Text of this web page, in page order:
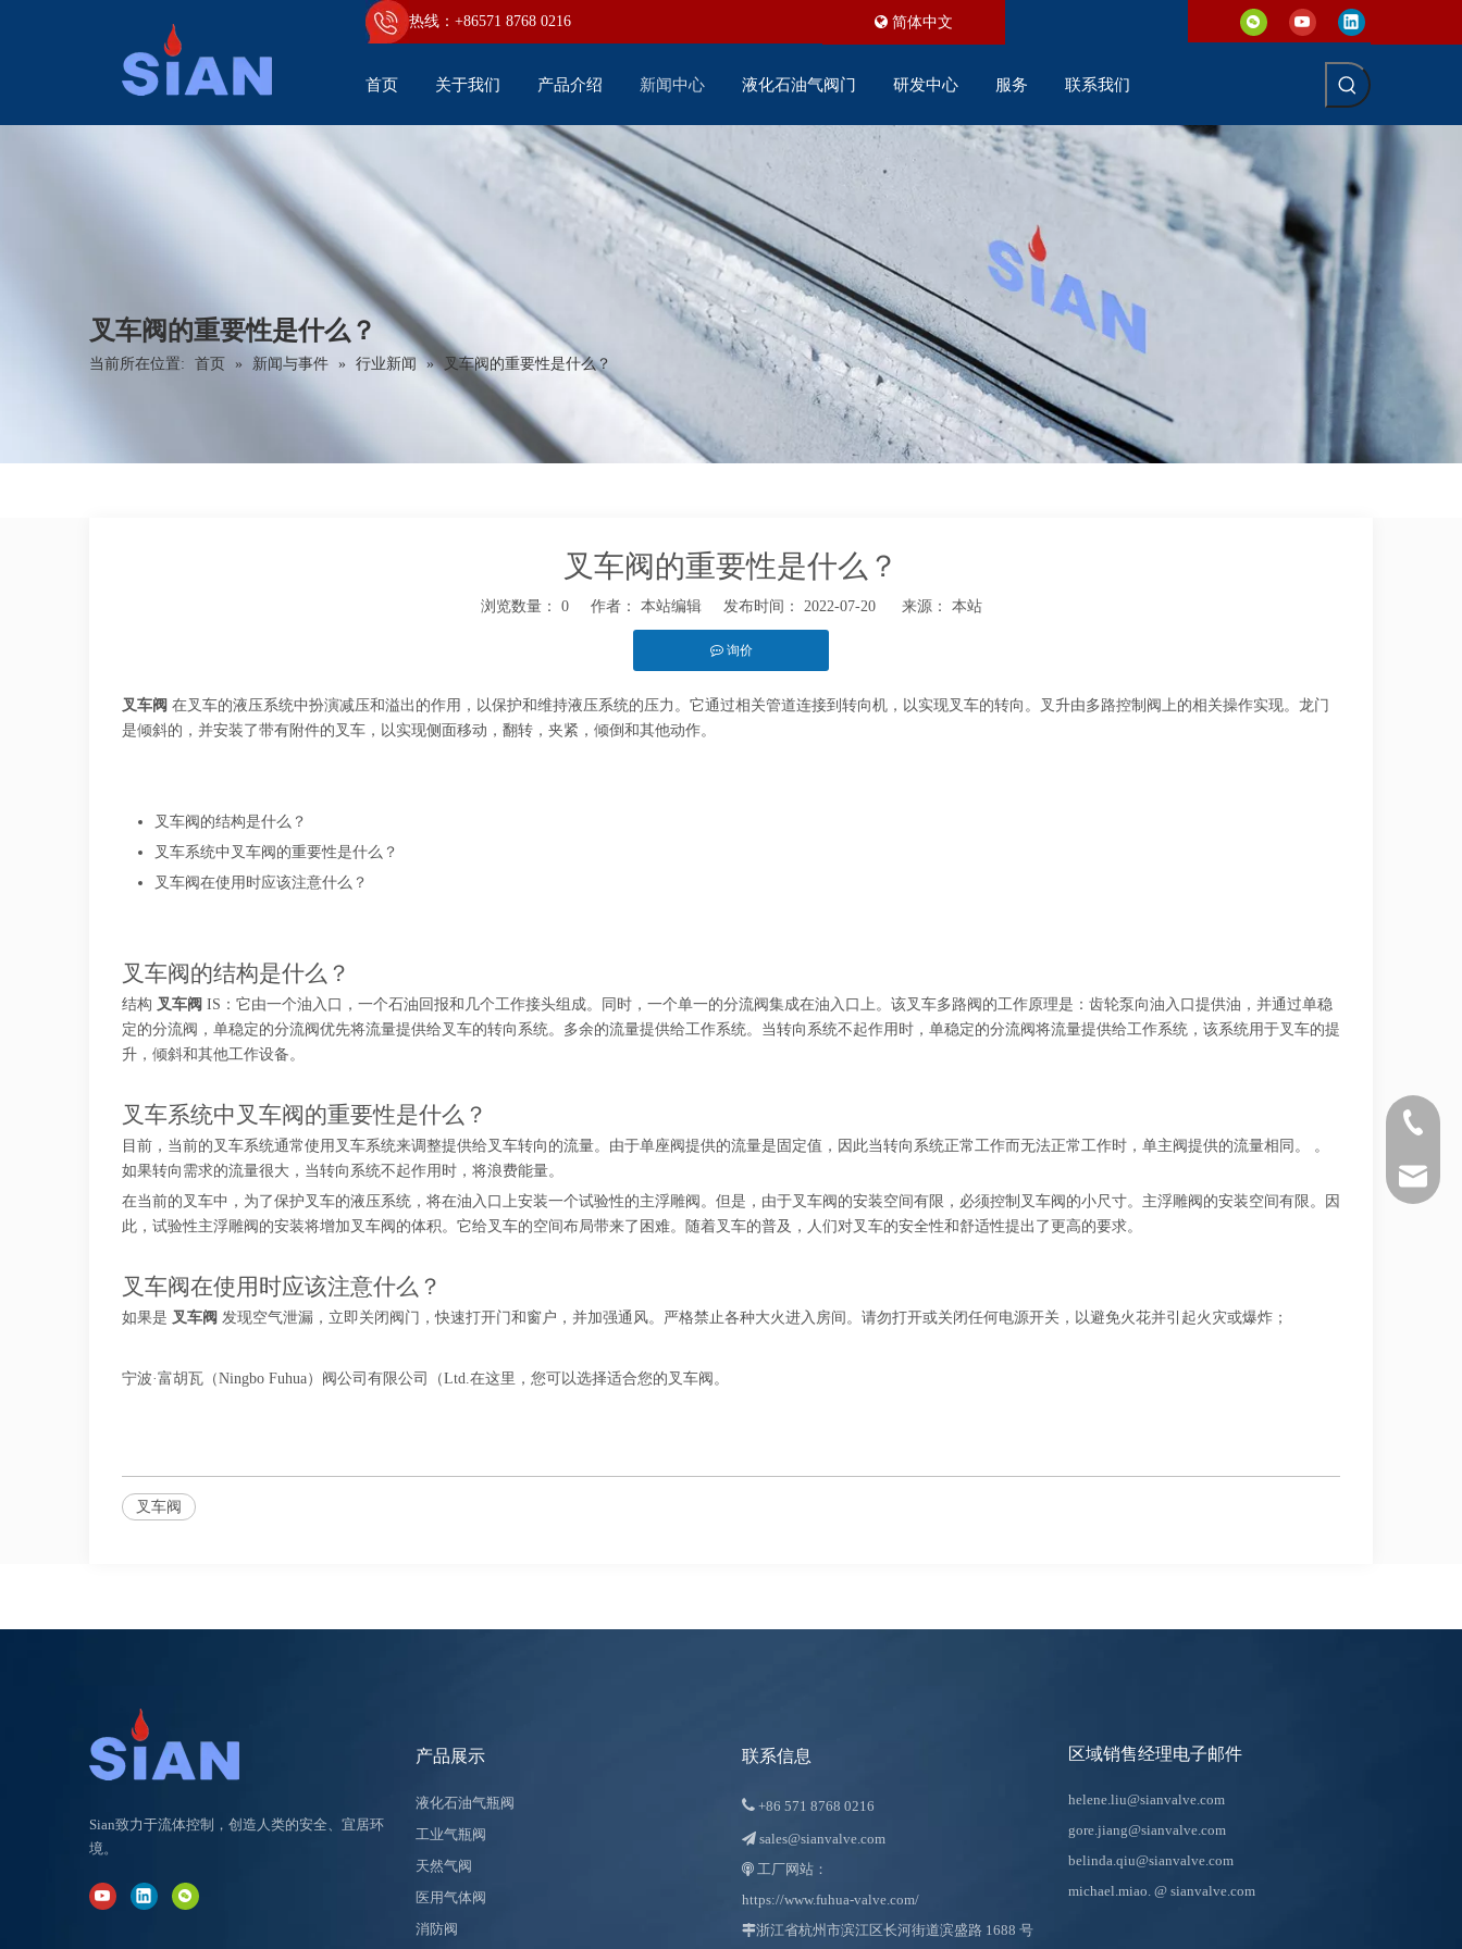
热线：+86571 8768 0216 简体中文
首页 关于我们 产品介绍 新闻中心 液化石油气阀门 研发中心 服务 联系我们
叉车阀的重要性是什么？
当前所在位置: 首页 » 新闻与事件 » 行业新闻 » 叉车阀的重要性是什么？
叉车阀的重要性是什么？
浏览数量： 0作者： 本站编辑 发布时间： 2022-07-20 来源： 本站
询价
["facebook","twitter","line","wechat","linkedin","pinterest","whatsapp"]
叉车阀 在叉车的液压系统中扮演减压和溢出的作用，以保护和维持液压系统的压力。它通过相关管道连接到转向机，以实现叉车的转向。叉升由多路控制阀上的相关操作实现。龙门
是倾斜的，并安装了带有附件的叉车，以实现侧面移动，翻转，夹紧，倾倒和其他动作。
叉车阀的结构是什么？
叉车系统中叉车阀的重要性是什么？
叉车阀在使用时应该注意什么？
叉车阀的结构是什么？
结构 叉车阀 IS：它由一个油入口，一个石油回报和几个工作接头组成。同时，一个单一的分流阀集成在油入口上。该叉车多路阀的工作原理是：齿轮泵向油入口提供油，并通过单稳
定的分流阀，单稳定的分流阀优先将流量提供给叉车的转向系统。多余的流量提供给工作系统。当转向系统不起作用时，单稳定的分流阀将流量提供给工作系统，该系统用于叉车的提
升，倾斜和其他工作设备。
叉车系统中叉车阀的重要性是什么？
目前，当前的叉车系统通常使用叉车系统来调整提供给叉车转向的流量。由于单座阀提供的流量是固定值，因此当转向系统正常工作而无法正常工作时，单主阀提供的流量相同。 。
如果转向需求的流量很大，当转向系统不起作用时，将浪费能量。
在当前的叉车中，为了保护叉车的液压系统，将在油入口上安装一个试验性的主浮雕阀。但是，由于叉车阀的安装空间有限，必须控制叉车阀的小尺寸。主浮雕阀的安装空间有限。因
此，试验性主浮雕阀的安装将增加叉车阀的体积。它给叉车的空间布局带来了困难。随着叉车的普及，人们对叉车的安全性和舒适性提出了更高的要求。
叉车阀在使用时应该注意什么？
如果是 叉车阀 发现空气泄漏，立即关闭阀门，快速打开门和窗户，并加强通风。严格禁止各种大火进入房间。请勿打开或关闭任何电源开关，以避免火花并引起火灾或爆炸；
宁波·富胡瓦（Ningbo Fuhua）阀公司有限公司（Ltd.在这里，您可以选择适合您的叉车阀。
叉车阀
Sian致力于流体控制，创造人类的安全、宜居环
境。
产品展示
液化石油气瓶阀
工业气瓶阀
天然气阀
医用气体阀
消防阀
+86 571
联系信息
 +86 571 8768 0216
 sales@sianvalve.com
 工厂网站：
https://www.fuhua-valve.com/
浙江省杭州市滨江区长河街道滨盛路 1688 号
区域销售经理电子邮件
helene.liu@sianvalve.com
gore.jiang@sianvalve.com
belinda.qiu@sianvalve.com
michael.miao. @ sianvalve.com